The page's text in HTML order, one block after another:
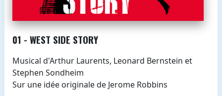
01 - WEST SIDE STORY
Musical d'Arthur Laurents, Leonard Bernstein et
Stephen Sondheim
Sur une idée originale de Jerome Robbins